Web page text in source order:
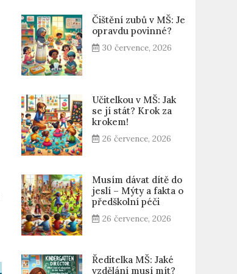
Čištění zubů v MŠ: Je
opravdu povinné?
30 července, 2026
Učitelkou v MŠ: Jak
se jí stát? Krok za
krokem!
26 července, 2026
Musím dávat dítě do
jeslí – Mýty a fakta o
předškolní péči
26 července, 2026
Ředitelka MŠ: Jaké
vzdělání musí mít?